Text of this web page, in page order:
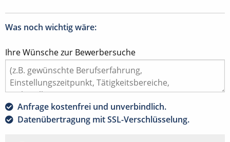
Was noch wichtig wäre:
Ihre Wünsche zur Bewerbersuche
Anfrage kostenfrei und unverbindlich.
Datenübertragung mit SSL-Verschlüsselung.